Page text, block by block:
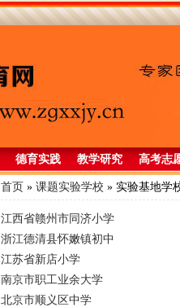
德育实践 教学研究 高考志
首页 » 课题实验学校 » 实验基地学
江西省赣州市同济小学
浙江德清县怀嫩镇初中
江苏省新店小学
南京市职工业余大学
北京市顺义区中学